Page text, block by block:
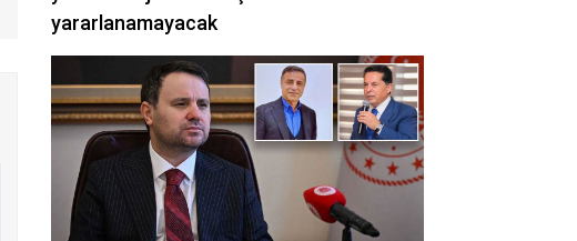
yararlanamayacak